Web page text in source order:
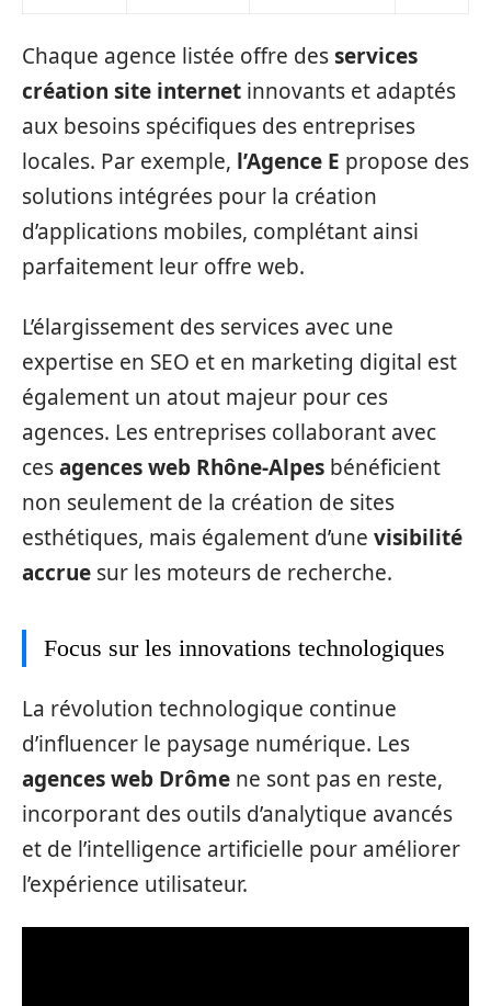
Chaque agence listée offre desservices
création site internet innovants et adaptés
aux besoins spécifiques des entreprises
locales. Par exemple, l’Agence E propose des
solutions intégrées pour la création
d’applications mobiles, complétant ainsi
parfaitement leur offre web.
L’élargissement des services avec une
expertise en SEO et en marketing digital est
également un atout majeur pour ces
agences. Les entreprises collaborant avec
cesagences web Rhône-Alpes bénéficient
non seulement de la création de sites
esthétiques, mais également d’une visibilité
accrue sur les moteurs de recherche.
Focus sur les innovations technologiques
La révolution technologique continue
d’influencer le paysage numérique. Les
agences web Drôme ne sont pas en reste,
incorporant des outils d’analytique avancés
et de l’intelligence artificielle pour améliorer
l’expérience utilisateur.